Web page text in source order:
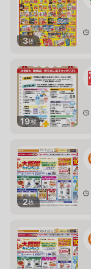
3枚
19枚
2枚